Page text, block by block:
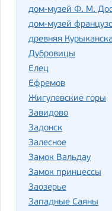
дом-музей Ф. М.
дом-музей
древняя
Дубровицы
Елец
Ефремов
Жигулевские горы
Завидово
Задонск
Залесное
Замок Вальдау
Замок принцессы
Заозерье
Западные Саяны